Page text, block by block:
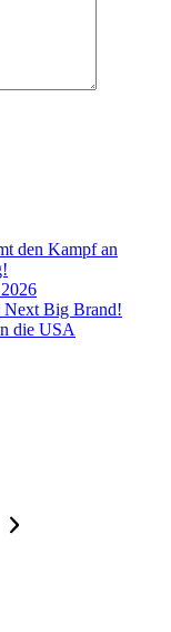
den Kampf an
Next Big Brand!
die USA